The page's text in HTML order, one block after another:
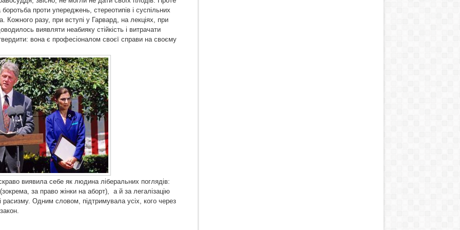
проти упереджень, стереотипів і суспільних
Кожного разу, при вступі у Гарвард, на лекціях, при
виявляти неабияку стійкість і витрачати
вона є професіоналом своєї справи на своєму
виявила себе як людина ліберальних поглядів:
за право жінки на аборт), а й за легалізацію
расизму. Одним словом, підтримувала усіх, кого через